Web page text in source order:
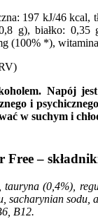
197 kJ/46 kcal,
g), białko:
(100% *),
Napój
i
w suchym i
Free –
(0,4%),
sacharynian
B12.